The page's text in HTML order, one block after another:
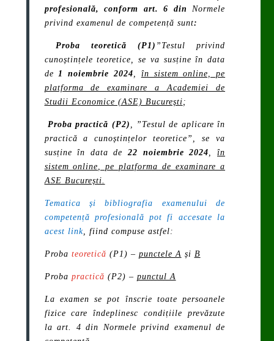
profesională, conform art. 6 din Normele
privind examenul de competență sunt:
Proba teoretică (P1) ”Testul privind
cunoștințele teoretice , se va susține în data
de 1 noiembrie 2024
în sistem online, pe
platforma de examinare a Academiei de
Studii Economice (ASE) București ;
Proba practică (P2)
”Testul de aplicare în
practică a cunoștințelor teoretice”
, se va
susține în data de22 noiembrie 2024 ,în
sistem online, pe platforma de examinare a
ASE București.
Tematica și bibliografia examenului de
competență profesională pot fi accesate la
acest link, fiind compuse astfel:
Proba teoretică (P1) – punctele A și B
Proba practică (P2) – punctul A
La examen se pot înscrie toate persoanele
fizice care îndeplinesc condițiile prevăzute
la art. 4 din Normele privind examenul de